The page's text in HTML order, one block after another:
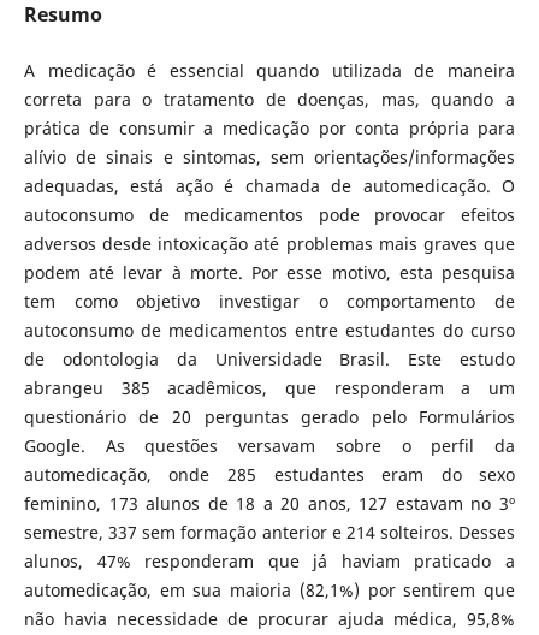
Resumo
A medicação é essencial quando utilizada de maneira
correta para o tratamento de doenças, mas, quando a
prática de consumir a medicação por conta própria para
alívio de sinais e sintomas, sem orientações/informações
adequadas, está ação é chamada de automedicação. O
autoconsumo de medicamentos pode provocar efeitos
adversos desde intoxicação até problemas mais graves que
podem até levar à morte. Por esse motivo, esta pesquisa
tem como objetivo investigar o comportamento de
autoconsumo de medicamentos entre estudantes do curso
de odontologia da Universidade Brasil. Este estudo
abrangeu 385 acadêmicos, que responderam a um
questionário de 20 perguntas gerado pelo Formulários
Google. As questões versavam sobre o perfil da
automedicação, onde 285 estudantes eram do sexo
feminino, 173 alunos de 18 a 20 anos, 127 estavam no 3º
semestre, 337 sem formação anterior e 214 solteiros. Desses
alunos, 47% responderam que já haviam praticado a
automedicação, em sua maioria (82,1%) por sentirem que
não havia necessidade de procurar ajuda médica, 95,8%